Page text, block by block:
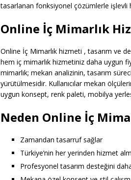
tasarlanan fonksiyonel çözümlerle işlevli
Online İç Mimarlık
Online İç Mimarlık hizmeti , tasarım ve
hem iç mimarlık hizmetiniz daha uygun
mimarlık; mekan analizinin, tasarım
yürütülmesidir. Kullanıcılar mekan
uygun konsept, renk paleti, mobilya
Neden Online İç
Zamandan tasarruf sağlar
Türkiye’nin her yerinden hizmet
Profesyonel tasarım desteğini